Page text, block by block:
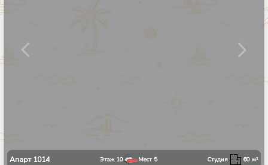
Апарт 1014 Этаж 10 Мест 5 Студия 60 м²